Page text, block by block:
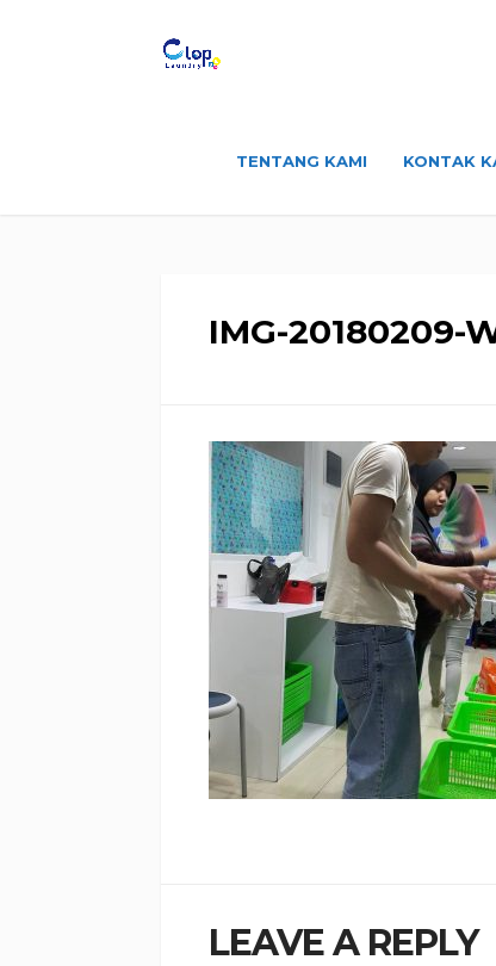
TENTANG KAMI KONTAK
IMG-20180209-
LEAVE A REPLY